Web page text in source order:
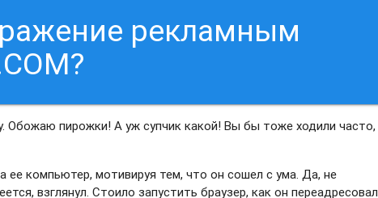
рекламным
Обожаю пирожки! А уж супчик какой! Вы бы тоже ходили часто,
ее компьютер, мотивируя тем, что он сошел с ума. Да, не
взглянул. Стоило запустить браузер, как он переадресовал